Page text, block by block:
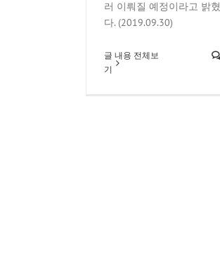
러 이뤄질 예정이라고 밝혔
다. (2019.09.30)
글 내용 전체보
기